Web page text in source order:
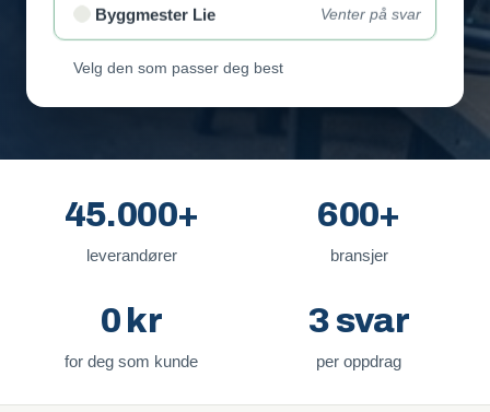
Velg den som passer deg best
45.000+
leverandører
600+
bransjer
0 kr
for deg som kunde
3 svar
per oppdrag